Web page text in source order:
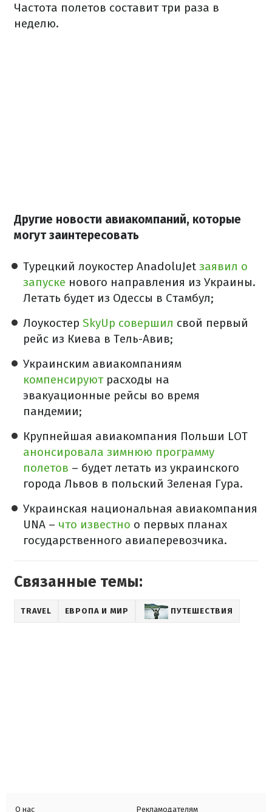
Частота полетов составит три раза в
неделю.
Другие новости авиакомпаний, которые
могут заинтересовать
Турецкий лоукостер AnadoluJet заявил о
запуске нового направления из Украины.
Летать будет из Одессы в Стамбул;
Лоукостер SkyUp совершил свой первый
рейс из Киева в Тель-Авив;
Украинским авиакомпаниям
компенсируют расходы на
эвакуационные рейсы во время
пандемии;
Крупнейшая авиакомпания Польши LOT
анонсировала зимнюю программу
полетов – будет летать из украинского
города Львов в польский Зеленая Гура.
Украинская национальная авиакомпания
UNA – что известно о первых планах
государственного авиаперевозчика.
Связанные темы:
TRAVEL ЕВРОПА И МИР ПУТЕШЕСТВИЯ
О нас Рекламодателям